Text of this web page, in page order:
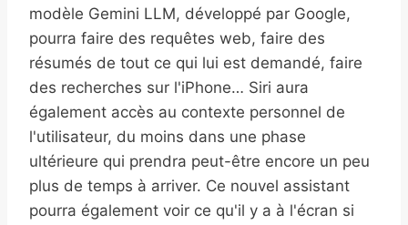
modèle Gemini LLM, développé par Google,
pourra faire des requêtes web, faire des
résumés de tout ce qui lui est demandé, faire
des recherches sur l'iPhone… Siri aura
également accès au contexte personnel de
l'utilisateur, du moins dans une phase
ultérieure qui prendra peut-être encore un peu
plus de temps à arriver. Ce nouvel assistant
pourra également voir ce qu'il y a à l'écran si